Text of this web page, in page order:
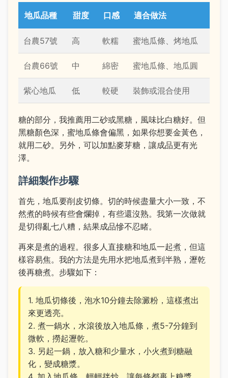
地瓜品種 甜度 口感 適合做法
台農57號 高 軟糯 蜜地瓜條、烤地瓜
台農66號 中 綿密 蜜地瓜條、地瓜圓
紫心地瓜 低 較硬 裝飾或混合使用
糖的部分，我推薦用二砂或黑糖，風味比白糖好。但
黑糖顏色深，蜜地瓜條會偏黑，如果你想要金黃色，
就用二砂。另外，可以加點麥芽糖，讓成品更有光
澤。
詳細製作步驟
首先，地瓜要削皮切條。切的時候盡量大小一致，不
然煮的時候有些會爛掉，有些還沒熟。我第一次做就
是切得亂七八糟，結果成品慘不忍睹。
再來是煮的過程。很多人直接糖和地瓜一起煮，但這
樣容易焦。我的方法是先用水把地瓜煮到半熟，瀝乾
後再糖煮。步驟如下：
1. 地瓜切條後，泡水10分鐘去除澱粉，這樣煮出
來更透亮。
2. 煮一鍋水，水滾後放入地瓜條，煮5-7分鐘到
微軟，撈起瀝乾。
3. 另起一鍋，放入糖和少量水，小火煮到糖融
化，變成糖漿。